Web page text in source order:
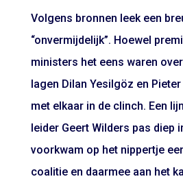
Volgens bronnen leek een
“onvermijdelijk”. Hoewel
ministers het eens waren
lagen Dilan Yesilgöz en
met elkaar in de clinch. Een
leider Geert Wilders pas diep
voorkwam op het nippertje
coalitie en daarmee aan het